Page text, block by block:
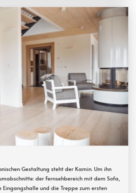
Gestaltung steht der Kamin. Um ihn
der Fernsehbereich mit dem Sofa,
Eingangshalle und die Treppe zum ersten